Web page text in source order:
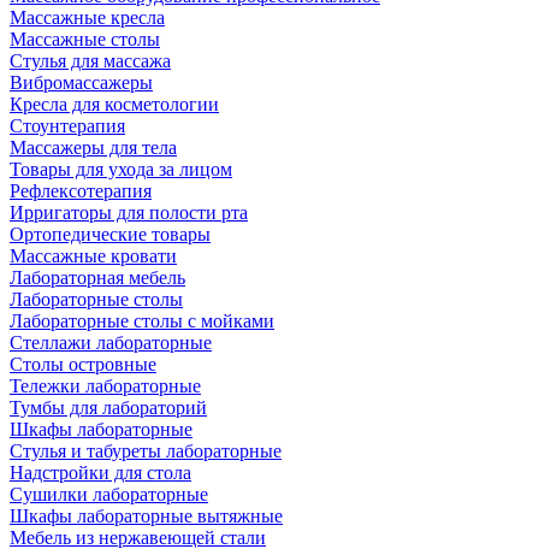
Массажные кресла
Массажные столы
Стулья для массажа
Вибромассажеры
Кресла для косметологии
Стоунтерапия
Массажеры для тела
Товары для ухода за лицом
Рефлексотерапия
Ирригаторы для полости рта
Ортопедические товары
Массажные кровати
Лабораторная мебель
Лабораторные столы
Лабораторные столы с мойками
Стеллажи лабораторные
Столы островные
Тележки лабораторные
Тумбы для лабораторий
Шкафы лабораторные
Стулья и табуреты лабораторные
Надстройки для стола
Сушилки лабораторные
Шкафы лабораторные вытяжные
Мебель из нержавеющей стали